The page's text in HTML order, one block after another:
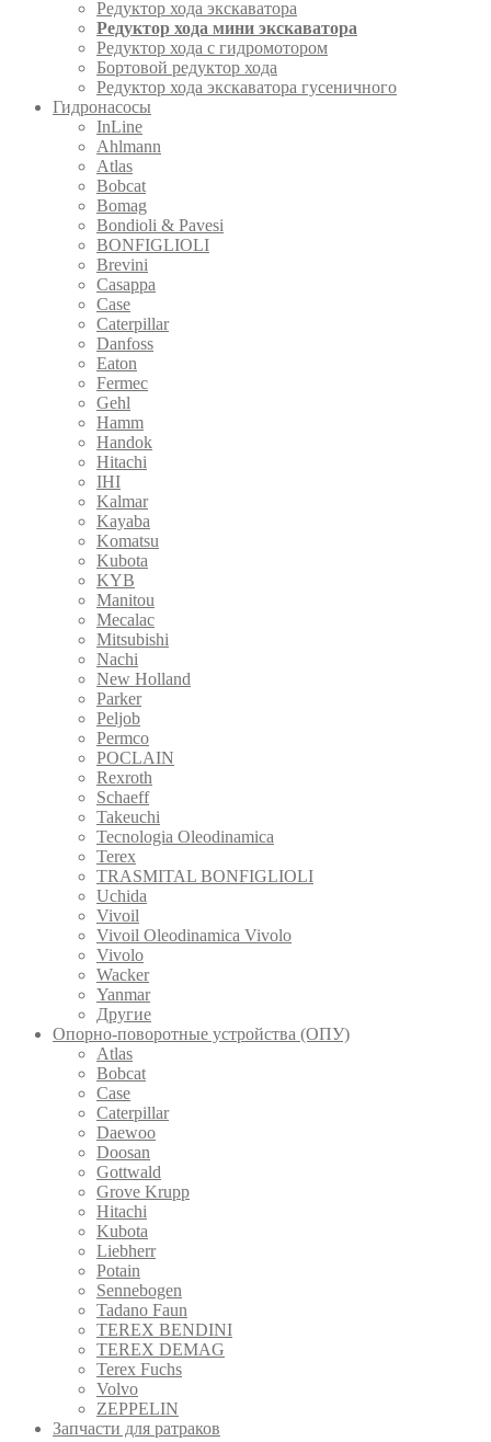
Редуктор хода экскаватора
Редуктор хода мини экскаватора
Редуктор хода с гидромотором
Бортовой редуктор хода
Редуктор хода экскаватора гусеничного
Гидронасосы
InLine
Ahlmann
Atlas
Bobcat
Bomag
Bondioli & Pavesi
BONFIGLIOLI
Brevini
Casappa
Case
Caterpillar
Danfoss
Eaton
Fermec
Gehl
Hamm
Handok
Hitachi
IHI
Kalmar
Kayaba
Komatsu
Kubota
KYB
Manitou
Mecalac
Mitsubishi
Nachi
New Holland
Parker
Peljob
Permco
POCLAIN
Rexroth
Schaeff
Takeuchi
Tecnologia Oleodinamica
Terex
TRASMITAL BONFIGLIOLI
Uchida
Vivoil
Vivoil Oleodinamica Vivolo
Vivolo
Wacker
Yanmar
Другие
Опорно-поворотные устройства (ОПУ)
Atlas
Bobcat
Case
Caterpillar
Daewoo
Doosan
Gottwald
Grove Krupp
Hitachi
Kubota
Liebherr
Potain
Sennebogen
Tadano Faun
TEREX BENDINI
TEREX DEMAG
Terex Fuchs
Volvo
ZEPPELIN
Запчасти для ратраков